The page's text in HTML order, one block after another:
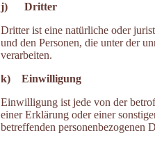
j) Dritter
Dritter ist eine natürliche oder
und den Personen, die unter der
verarbeiten.
k) Einwilligung
Einwilligung ist jede von der
einer Erklärung oder einer
betreffenden personenbezogenen